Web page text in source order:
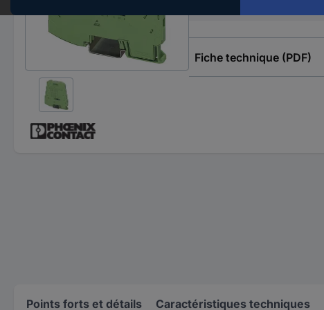
Fiche technique (PDF)
Points forts et détails Caractéristiques techniques